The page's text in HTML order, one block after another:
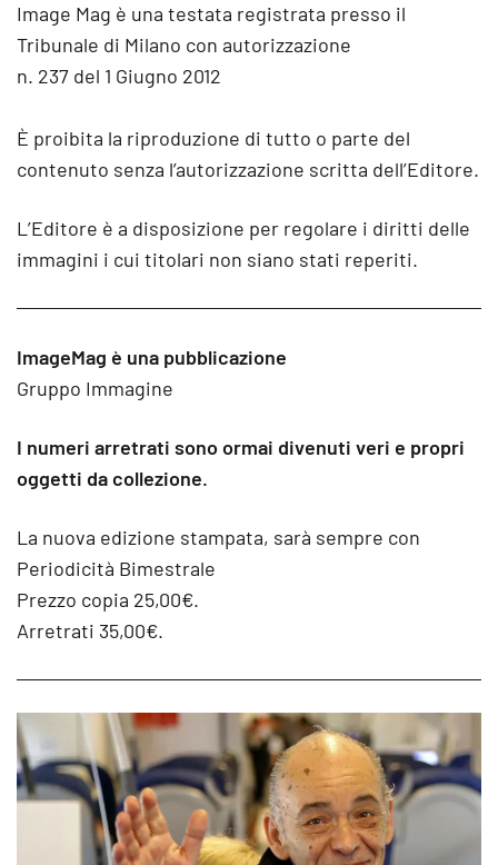
Image Mag è una testata registrata presso il
Tribunale di Milano con autorizzazione
n. 237 del 1 Giugno 2012
È proibita la riproduzione di tutto o parte del
contenuto senza l’autorizzazione scritta dell’Editore.
L’Editore è a disposizione per regolare i diritti delle
immagini i cui titolari non siano stati reperiti.
ImageMag è una pubblicazione
Gruppo Immagine
I numeri arretrati sono ormai divenuti veri e propri
oggetti da collezione.
La nuova edizione stampata, sarà sempre con
Periodicità Bimestrale
Prezzo copia 25,00€.
Arretrati 35,00€.